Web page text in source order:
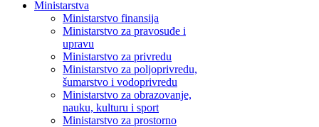
Ministarstva
Ministarstvo finansija
Ministarstvo za pravosuđe i
upravu
Ministarstvo za privredu
Ministarstvo za poljoprivredu,
šumarstvo i vodoprivredu
Ministarstvo za obrazovanje,
nauku, kulturu i sport
Ministarstvo za prostorno